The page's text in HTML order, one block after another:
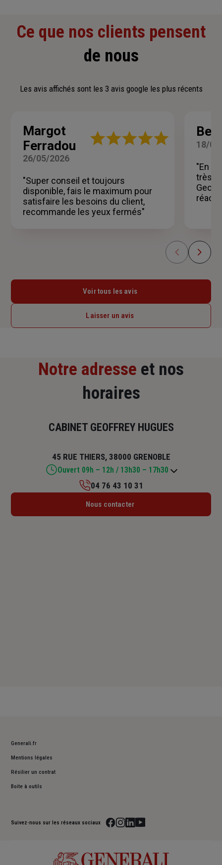
Ce que nos clients pensent
de nous
Les avis affichés sont les 3 avis google les plus récents
Margot
Ferradou
Note
étoiles
26/05/2026
"Super conseil et toujours
disponible, fais le maximum pour
satisfaire les besoins du client,
recommande les yeux fermés"
18/
"En
très
Voir tous les avis
Laisser un avis
Notre adresse et nos
horaires
CABINET GEOFFREY HUGUES
45 RUE THIERS, 38000 GRENOBLE
Ouvert 09h – 12h / 13h30 – 17h30
Lundi : 09h – 12h / 13h30 – 17h30
04 76 43 10 31
Nous contacter
Generali.fr
Mentions légales
Résilier un contrat
Boite à outils
Suivez-nous sur les réseaux sociaux